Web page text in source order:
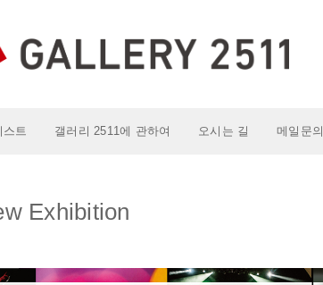
스트 갤러리 2511에 관하여 오시는 길 메일문의
Exhibition